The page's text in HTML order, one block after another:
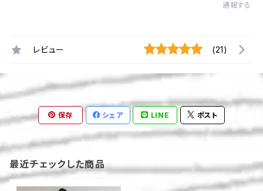
通報する
レビュー (21)
保存 シェア LINE ポスト
最近チェックした商品